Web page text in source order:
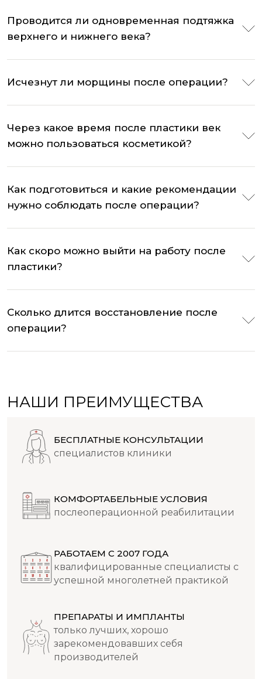
Проводится ли одновременная подтяжка
верхнего и нижнего века?
Исчезнут ли морщины после операции?
Через какое время после пластики век
можно пользоваться косметикой?
Как подготовиться и какие рекомендации
нужно соблюдать после операции?
Как скоро можно выйти на работу после
пластики?
Сколько длится восстановление после
операции?
НАШИ ПРЕИМУЩЕСТВА
БЕСПЛАТНЫЕ КОНСУЛЬТАЦИИ
специалистов клиники
КОМФОРТАБЕЛЬНЫЕ УСЛОВИЯ
послеоперационной реабилитации
РАБОТАЕМ С 2007 ГОДА
квалифицированные специалисты с
успешной многолетней практикой
ПРЕПАРАТЫ И ИМПЛАНТЫ
только лучших, хорошо
зарекомендовавших себя
производителей